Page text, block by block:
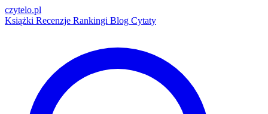
czytelo.pl
Książki Recenzje Rankingi Blog Cytaty